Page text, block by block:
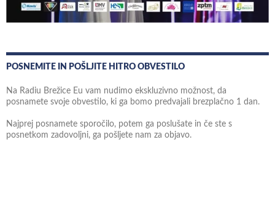
POSNEMITE IN POŠLJITE HITRO OBVESTILO
Na Radiu Brežice Eu vam nudimo ekskluzivno možnost, da
posnamete svoje obvestilo, ki ga bomo predvajali brezplačno 1 dan.
Najprej posnamete sporočilo, potem ga poslušate in če ste s
posnetkom zadovoljni, ga pošljete nam za objavo.